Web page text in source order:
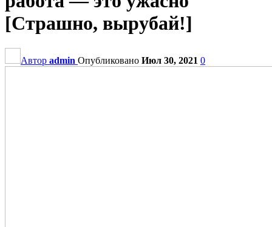
[Страшно, вырубай!]
Автор admin Опубликовано Июл 30, 2021 0